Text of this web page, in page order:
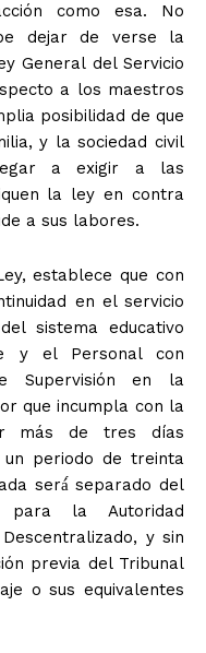
como esa. No
dejar de verse la
General del Servicio
a los maestros
posibilidad de que
y la sociedad civil
a exigir a las
la ley en contra
a sus labores.
establece que con
en el servicio
sistema educativo
y el Personal con
Supervisión en la
que incumpla con la
más de tres días
un periodo de treinta
será́ separado del
para la Autoridad
y sin
previa del Tribunal
o sus equivalentes